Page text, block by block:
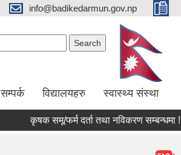
info@badikedarmun.gov.np
सम्पर्क विद्यालयहरु स्वास्थ्य संस्था
कृषक समू/फर्म दर्ता तथा नविकरण सम्बन्धमा !